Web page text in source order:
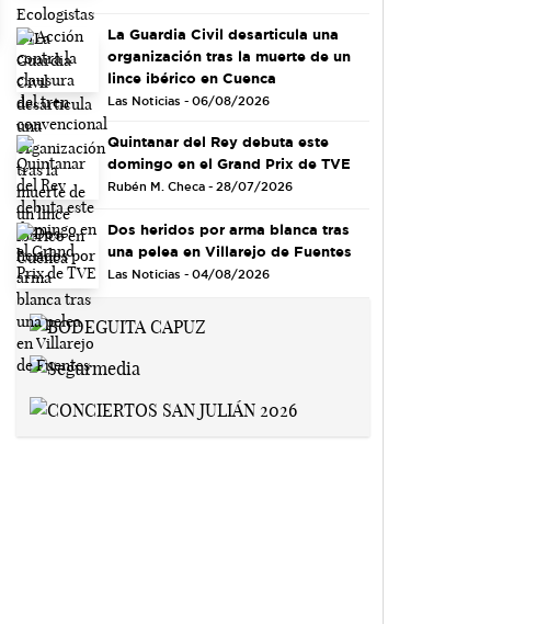
La Guardia Civil desarticula una
organización tras la muerte de un
lince ibérico en Cuenca
Las Noticias - 06/08/2026
Quintanar del Rey debuta este
domingo en el Grand Prix de TVE
Rubén M. Checa - 28/07/2026
Dos heridos por arma blanca tras
una pelea en Villarejo de Fuentes
Las Noticias - 04/08/2026